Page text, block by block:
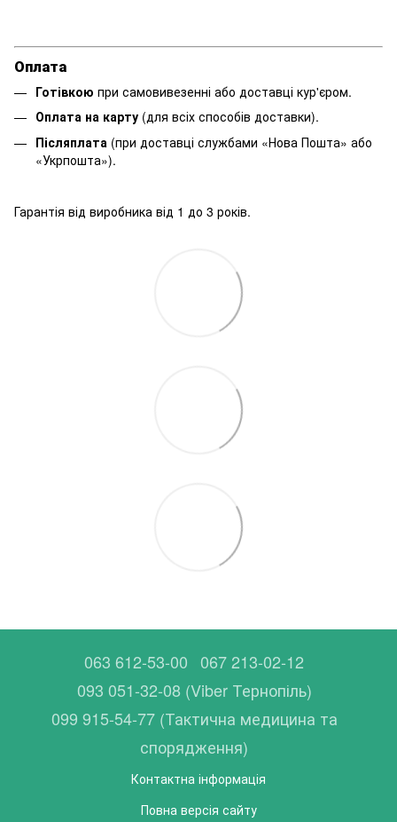
Оплата
Готівкою при самовивезенні або доставці кур'єром.
Оплата на карту (для всіх способів доставки).
Післяплата (при доставці службами «Нова Пошта» або
«Укрпошта»).
Гарантія від виробника від 1 до 3 років.
063 612-53-00 067 213-02-12
093 051-32-08 (Viber Тернопіль)
099 915-54-77 (Тактична медицина та
спорядження)
Контактна інформація
Повна версія сайту